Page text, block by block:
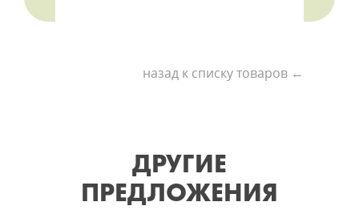
назад к списку товаров ←
ДРУГИЕ
ПРЕДЛОЖЕНИЯ